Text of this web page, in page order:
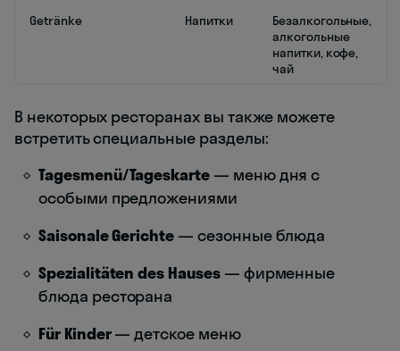
Getränke
Напитки
Безалкогольные,
алкогольные
напитки, кофе,
чай
В некоторых ресторанах вы также можете
встретить специальные разделы:
Tagesmenü/Tageskarte — меню дня с
особыми предложениями
Saisonale Gerichte — сезонные блюда
Spezialitäten des Hauses— фирменные
блюда ресторана
Für Kinder— детское меню